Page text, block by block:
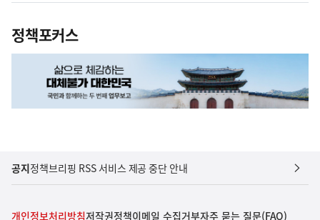
정책포커스
공지정책브리핑 RSS 서비스 제공 중단 안내
개인정보처리방침저작권정책이메일 수집거부자주 묻는 질문(FAQ)